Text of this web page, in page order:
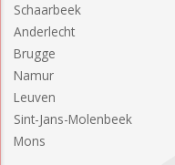
Schaarbeek
Anderlecht
Brugge
Namur
Leuven
Sint-Jans-Molenbeek
Mons